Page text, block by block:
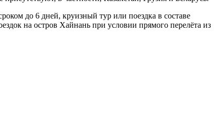
до 6 дней, круизный тур или поездка в составе
на остров Хайнань при условии прямого перелёта из